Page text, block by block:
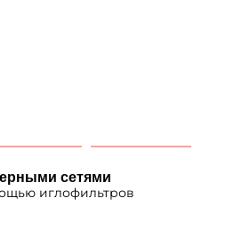
сетями
иглофильтров